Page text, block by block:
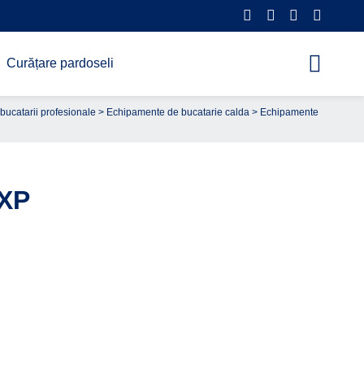
Curățare pardoseli
profesionale > Echipamente de bucatarie calda > Echipamente